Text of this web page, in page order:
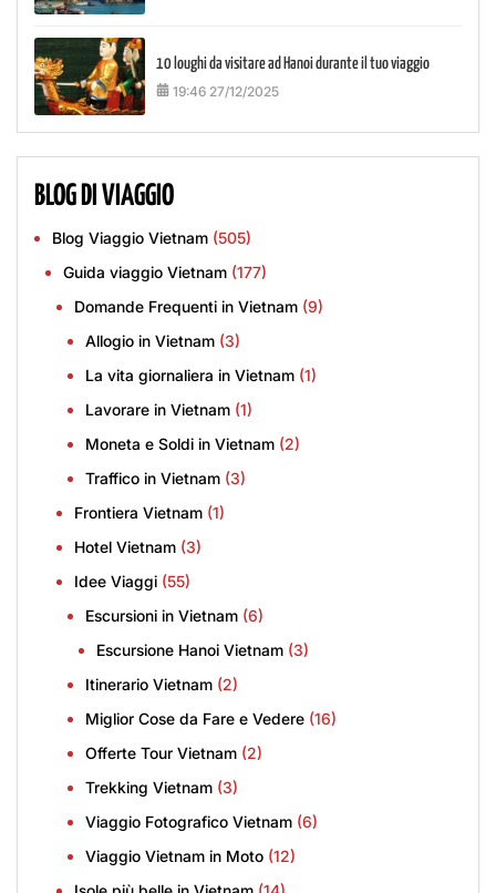
10 loughi da visitare ad Hanoi durante il tuo viaggio
19:46 27/12/2025
BLOG DI VIAGGIO
Blog Viaggio Vietnam (505)
Guida viaggio Vietnam (177)
Domande Frequenti in Vietnam (9)
Allogio in Vietnam (3)
La vita giornaliera in Vietnam (1)
Lavorare in Vietnam (1)
Moneta e Soldi in Vietnam (2)
Traffico in Vietnam (3)
Frontiera Vietnam (1)
Hotel Vietnam (3)
Idee Viaggi (55)
Escursioni in Vietnam (6)
Escursione Hanoi Vietnam (3)
Itinerario Vietnam (2)
Miglior Cose da Fare e Vedere (16)
Offerte Tour Vietnam (2)
Trekking Vietnam (3)
Viaggio Fotografico Vietnam (6)
Viaggio Vietnam in Moto (12)